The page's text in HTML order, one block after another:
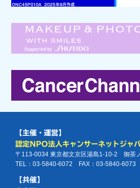
【主催・運営】
認定NPO法人キャンサーネットジャ
〒113-0034 東京都文京区湯島1-10-2 御茶
TEL：03-5840-6072 FAX：03-5840-6073
【共催】